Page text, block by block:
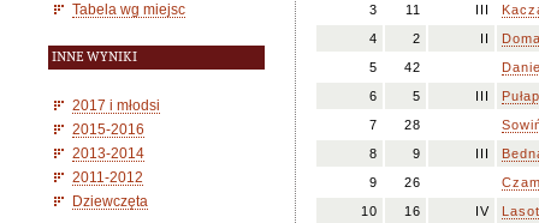
Tabela wg miejsc
INNE WYNIKI
2017 i młodsi
2015-2016
2013-2014
2011-2012
Dziewczęta
3
11 III
4
2 II
5
42
6
5 III
7
28
8
9 III
9
26
10
16 IV